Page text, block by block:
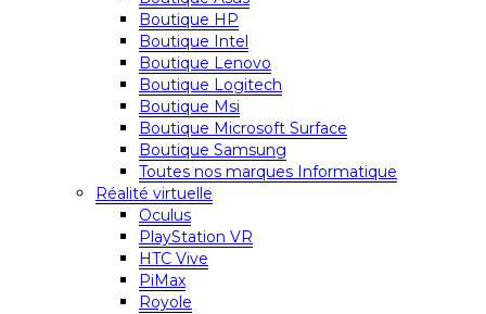
Boutique HP
Boutique Intel
Boutique Lenovo
Boutique Logitech
Boutique Msi
Boutique Microsoft Surface
Boutique Samsung
Toutes nos marques Informatique
Réalité virtuelle
Oculus
PlayStation VR
HTC Vive
PiMax
Royole